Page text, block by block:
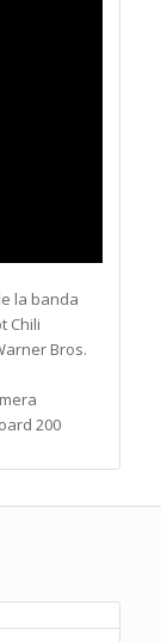
la banda
Chili
Bros.
200